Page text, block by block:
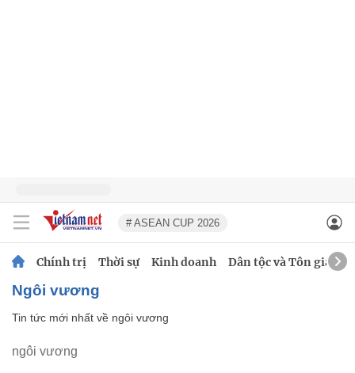
# ASEAN CUP 2026
Chính trị Thời sự Kinh doanh Dân tộc và Tôn giáo
ngôi vương
Tin tức mới nhất về ngôi vương
ngôi vương